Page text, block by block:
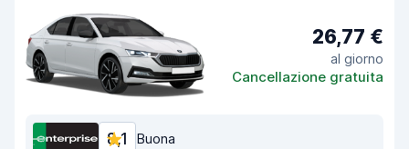
26,77 €
al giorno
Cancellazione gratuita
8,1 Buona